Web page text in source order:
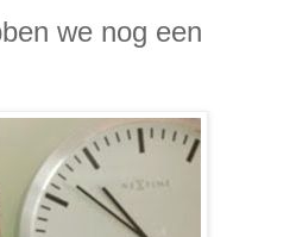
we nog een